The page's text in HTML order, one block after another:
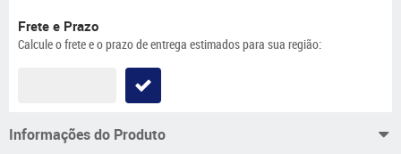
Frete e Prazo
Calcule o frete e o prazo de entrega estimados para sua região:
Informações do Produto